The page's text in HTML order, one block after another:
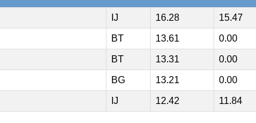
IJ 16.28 15.47
BT 13.61 0.00
BT 13.31 0.00
BG 13.21 0.00
IJ 12.42 11.84